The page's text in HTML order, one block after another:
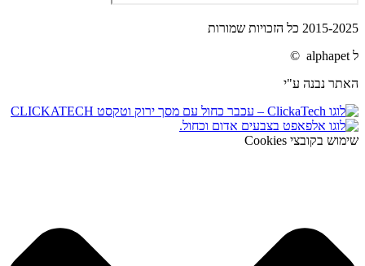
2015-2025 כל הזכויות שמורות
ל alphapet ©
האתר נבנה ע"י
שימוש בקובצי Cookies